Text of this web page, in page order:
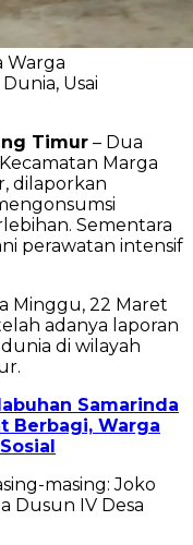
Warga
Usai
Timur – Dua
Marga
dilaporkan
Sementara
perawatan intensif
Minggu, 22 Maret
adanya laporan
di wilayah
Samarinda
Berbagi, Warga
masing: Joko
Dusun IV Desa